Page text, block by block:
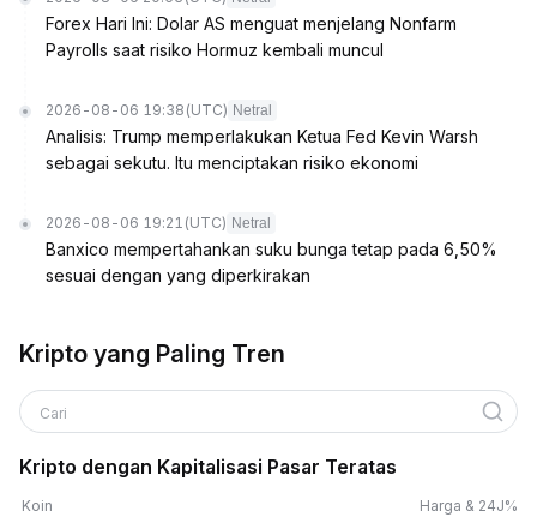
Forex Hari Ini: Dolar AS menguat menjelang Nonfarm
Payrolls saat risiko Hormuz kembali muncul
2026-08-06 19:38 (UTC) Netral
Analisis: Trump memperlakukan Ketua Fed Kevin Warsh
sebagai sekutu. Itu menciptakan risiko ekonomi
2026-08-06 19:21 (UTC) Netral
Banxico mempertahankan suku bunga tetap pada 6,50%
sesuai dengan yang diperkirakan
Kripto yang Paling Tren
Cari
Kripto dengan Kapitalisasi Pasar Teratas
Koin Harga & 24J%